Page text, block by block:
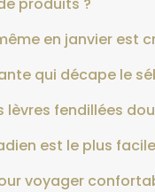
en janvier est
qui décape le
fendillées
est le plus
voyager